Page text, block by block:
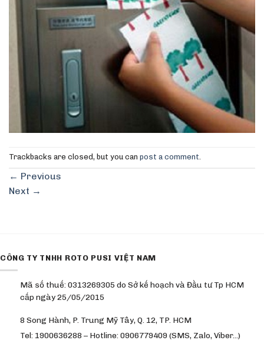
Trackbacks are closed, but you can post a comment.
← Previous
Next →
CÔNG TY TNHH ROTO PUSI VIỆT NAM
Mã số thuế: 0313269305 do Sở kế hoạch và Đầu tư Tp HCM
cấp ngày 25/05/2015
8 Song Hành, P. Trung Mỹ Tây, Q. 12, TP. HCM
Tel: 1900636288 – Hotline: 0906779409 (SMS, Zalo, Viber…)